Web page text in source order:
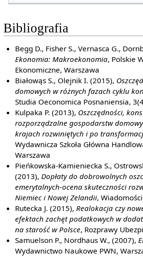
Bibliografia
Begg D., Fisher S., Vernasca G.,
Ekonomia: Makroekonomia, Polskie
Ekonomiczne, Warszawa
Białowąs S., Olejnik I. (2015),
domowych w różnych fazach cyklu
Studia Oeconomica Posnaniensia,
Kulpaka P. (2013), Oszczędności,
rozporządzalne gospodarstw
krajach rozwiniętych i po
Wydawnicza Szkoła Główna
Warszawa
Pieńkowska-Kamieniecka S.,
(2013), Dopłaty do dobrowolnych
emerytalnych-ocena skuteczności
Niemiec i Nowej Zelandii,
Rutecka J. (2015), Realokacja czy
efektach zachęt podatkowych w
na starość w Polsce, Rozprawy
Samuelson P., Nordhaus W., (2007),
Wydawnictwo Naukowe PWN,